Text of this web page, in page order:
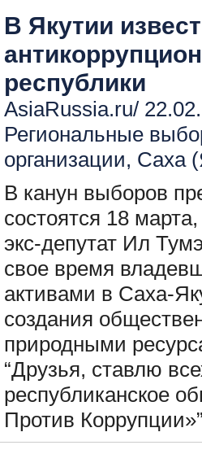
В Якутии
республики
AsiaRussia.ru/
Региональные
организации, Саха
В канун выборов
состоятся 18
экс-депутат Ил
свое время
активами в Саха-
создания
природными
“Друзья, ставлю
республиканское
Против